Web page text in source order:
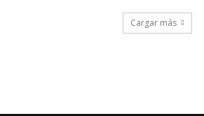
Cargar más